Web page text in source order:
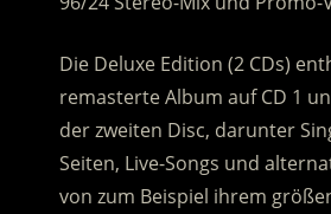
Die Deluxe Edition (2 CDs)
remasterte Album auf CD 1
der zweiten Disc, darunter
Seiten, Live-Songs und
von zum Beispiel ihrem